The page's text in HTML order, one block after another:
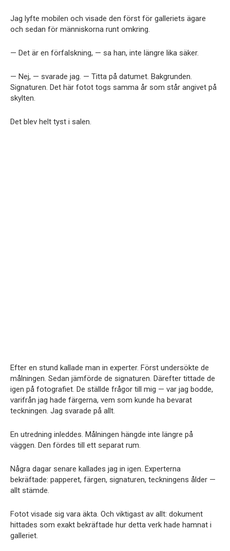
Jag lyfte mobilen och visade den först för galleriets ägare
och sedan för människorna runt omkring.
— Det är en förfalskning, — sa han, inte längre lika säker.
— Nej, — svarade jag. — Titta på datumet. Bakgrunden.
Signaturen. Det här fotot togs samma år som står angivet på
skylten.
Det blev helt tyst i salen.
Efter en stund kallade man in experter. Först undersökte de
målningen. Sedan jämförde de signaturen. Därefter tittade de
igen på fotografiet. De ställde frågor till mig — var jag bodde,
varifrån jag hade färgerna, vem som kunde ha bevarat
teckningen. Jag svarade på allt.
En utredning inleddes. Målningen hängde inte längre på
väggen. Den fördes till ett separat rum.
Några dagar senare kallades jag in igen. Experterna
bekräftade: papperet, färgen, signaturen, teckningens ålder —
allt stämde.
Fotot visade sig vara äkta. Och viktigast av allt: dokument
hittades som exakt bekräftade hur detta verk hade hamnat i
galleriet.